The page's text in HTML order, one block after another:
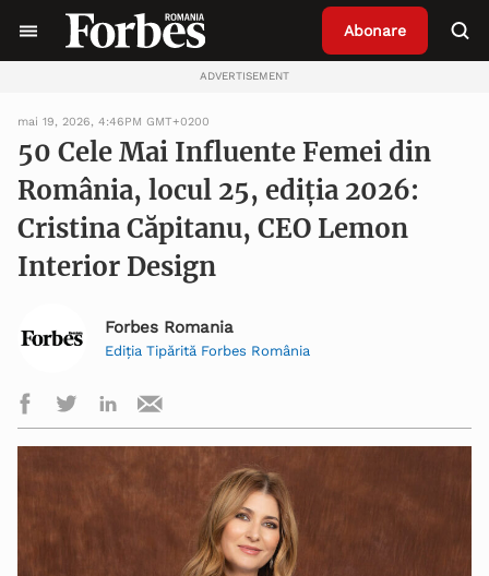
Abonare
ADVERTISEMENT
mai 19, 2026, 4:46PM GMT+0200
50 Cele Mai Influente Femei din
România, locul 25, ediția 2026:
Cristina Căpitanu, CEO Lemon
Interior Design
Forbes Romania
Ediția Tipărită Forbes România